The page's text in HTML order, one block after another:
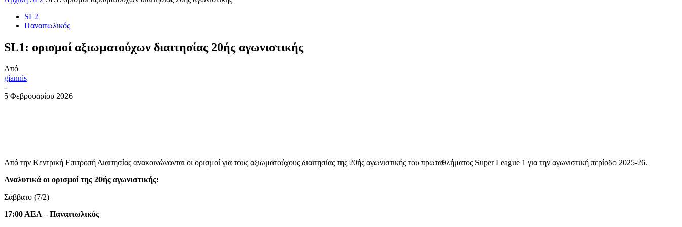
SL2
Παναιτωλικός
SL1: ορισμοί αξιωματούχων διαιτησίας 20ής αγωνιστικής
Από
giannis
-
5 Φεβρουαρίου 2026
Από την Κεντρική Επιτροπή Διαιτησίας ανακοινώνονται οι ορισμοί για τους αξιωματούχους διαιτησίας της 20ής αγωνιστικής του πρωταθλήματος Super League 1 για την αγωνιστική περίοδο 2025-26.
Αναλυτικά οι ορισμοί της 20ής αγωνιστικής:
Σάββατο (7/2)
17:00 ΑΕΛ – Παναιτωλικός